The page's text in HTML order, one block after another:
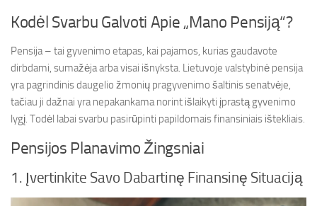
Kodėl Svarbu Galvoti Apie „Mano Pensiją“?
Pensija – tai gyvenimo etapas, kai pajamos, kurias gaudavote
dirbdami, sumažėja arba visai išnyksta. Lietuvoje valstybinė pensija
yra pagrindinis daugelio žmonių pragyvenimo šaltinis senatvėje,
tačiau ji dažnai yra nepakankama norint išlaikyti įprastą gyvenimo
lygį. Todėl labai svarbu pasirūpinti papildomais finansiniais ištekliais.
Pensijos Planavimo Žingsniai
1. Įvertinkite Savo Dabartinę Finansinę Situaciją